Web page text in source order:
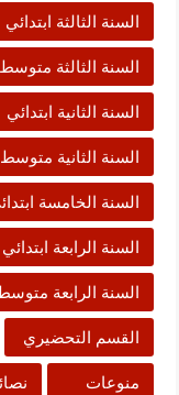
السنة الثالثة ابتدائي
السنة الثالثة متوسط
السنة الثانية ابتدائي
السنة الثانية متوسط
السنة الخامسة
السنة الرابعة ابتدائي
السنة الرابعة
القسم التحضيري
منوعات